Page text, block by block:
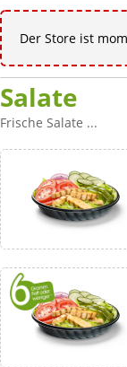
Der Store ist
Salate
Frische Salate ...